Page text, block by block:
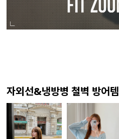
자외선&냉방병 철벽 방어템